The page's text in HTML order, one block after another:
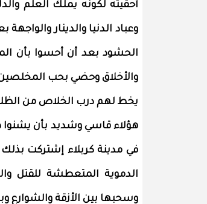
أحقيته لكونه يملك العلم
وعباد الدنيا والدينار
الحشود بعد أن أحسوا بأن
والأخلاق وحضي بحب المخلصين
يخط لهم درب الخلاص من
هؤلاء قاسي وشديد بأن يشنوا
في مدينة كربلاء إشتركت
الدموية المتعطشة للقتل
وسحبها بين الأزقة والشوارع